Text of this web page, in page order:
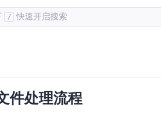
/ 快速开启搜索
件处理流程